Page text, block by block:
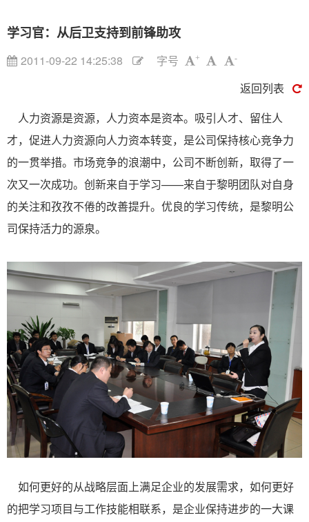
学习官：从后卫支持到前锋助攻
2011-09-22 14:25:38 字号 + -
返回列表
人力资源是资源，人力资本是资本。吸引人才、留住人
才，促进人力资源向人力资本转变，是公司保持核心竞争力
的一贯举措。市场竞争的浪潮中，公司不断创新，取得了一
次又一次成功。创新来自于学习——来自于黎明团队对自身
的关注和孜孜不倦的改善提升。优良的学习传统，是黎明公
司保持活力的源泉。
如何更好的从战略层面上满足企业的发展需求，如何更好
的把学习项目与工作技能相联系，是企业保持进步的一大课